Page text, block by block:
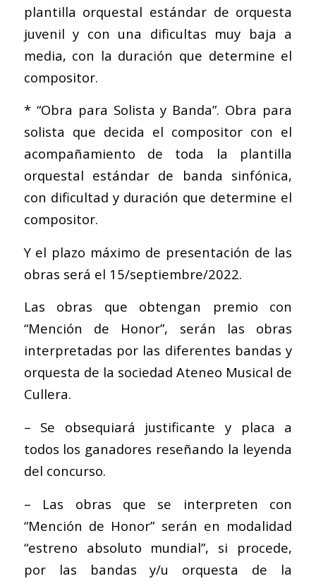
plantilla orquestal estándar de orquesta
juvenil y con una dificultas muy baja a
media, con la duración que determine el
compositor.
* “Obra para Solista y Banda”. Obra para
solista que decida el compositor con el
acompañamiento de toda la plantilla
orquestal estándar de banda sinfónica,
con dificultad y duración que determine el
compositor.
Y el plazo máximo de presentación de las
obras será el 15/septiembre/2022.
Las obras que obtengan premio con
“Mención de Honor”, serán las obras
interpretadas por las diferentes bandas y
orquesta de la sociedad Ateneo Musical de
Cullera.
– Se obsequiará justificante y placa a
todos los ganadores reseñando la leyenda
del concurso.
– Las obras que se interpreten con
“Mención de Honor” serán en modalidad
“estreno absoluto mundial”, si procede,
por las bandas y/u orquesta de la